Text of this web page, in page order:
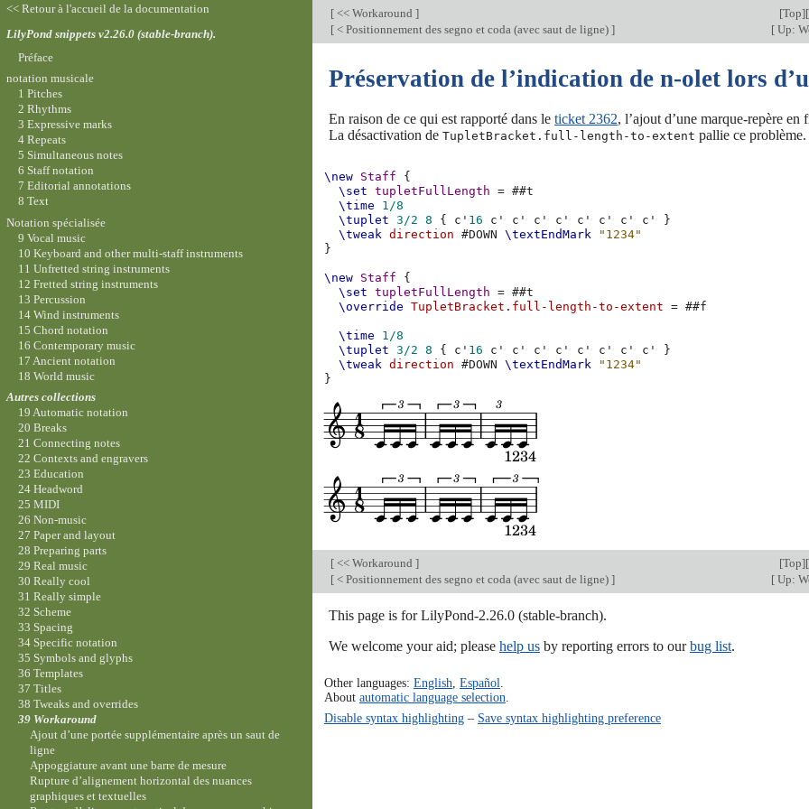
[ << Workaround ] [Top][
[ < Positionnement des segno et coda (avec saut de ligne) ] [ Up:
Préservation de l’indication de n-olet lors
En raison de ce qui est rapporté dans le ticket 2362, l’ajout d’une marque-repère
La désactivation de TupletBracket.full-length-to-extent pallie ce problème.
\new Staff
{
\set
tupletFullLength = ##t
\time
1/8
\tuplet
3/2 8 { c' 16 c' c' c' c' c' c' c' c'
}
\tweak direction #DOWN \textEndMark
"1234"
}
\new Staff
{
\set
tupletFullLength = ##t
\override
TupletBracket . full-length-to-extent = ##f
\time
1/8
\tuplet
3/2 8 { c' 16 c' c' c' c' c' c' c' c'
}
\tweak direction #DOWN \textEndMark
"1234"
}
[ << Workaround ] [Top][
[ < Positionnement des segno et coda (avec saut de ligne) ] [ Up:
This page is for LilyPond-2.26.0 (stable-branch).
We welcome your aid; please help us by reporting errors to ourbug list.
Other languages: English Español
About automatic language selection
Disable syntax highlighting– Save syntax highlighting preference
<< Retour à l'accueil de la documentation
LilyPond snippets v2.26.0 (stable-branch).
Préface
notation musicale
1 Pitches
2 Rhythms
3 Expressive marks
4 Repeats
5 Simultaneous notes
6 Staff notation
7 Editorial annotations
8 Text
Notation spécialisée
9 Vocal music
10 Keyboard and other multi-staff instruments
11 Unfretted string instruments
12 Fretted string instruments
13 Percussion
14 Wind instruments
15 Chord notation
16 Contemporary music
17 Ancient notation
18 World music
Autres collections
19 Automatic notation
20 Breaks
21 Connecting notes
22 Contexts and engravers
23 Education
24 Headword
25 MIDI
26 Non-music
27 Paper and layout
28 Preparing parts
29 Real music
30 Really cool
31 Really simple
32 Scheme
33 Spacing
34 Specific notation
35 Symbols and glyphs
36 Templates
37 Titles
38 Tweaks and overrides
39 Workaround
Ajout d’une portée supplémentaire après un saut de
ligne
Appoggiature avant une barre de mesure
Rupture d’alignement horizontal des nuances
graphiques et textuelles